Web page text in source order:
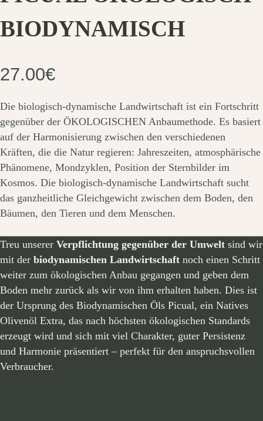
BIODYNAMISCH
27.00€
Die biologisch-dynamische Landwirtschaft ist ein Fortschritt
gegenüber der ÖKOLOGISCHEN Anbaumethode. Es basiert
auf der Harmonisierung zwischen den verschiedenen
Kräften, die die Natur regieren: Jahreszeiten, atmosphärische
Phänomene, Mondzyklen, Position der Sternbilder im
Kosmos. Die biologisch-dynamische Landwirtschaft sucht
das ganzheitliche Gleichgewicht zwischen dem Boden, den
Bäumen, den Tieren und dem Menschen.
Treu unserer Verpflichtung gegenüber der Umwelt sind wir
mit der biodynamischen Landwirtschaft noch einen Schritt
weiter zum ökologischen Anbau gegangen und geben dem
Boden mehr zurück als wir von ihm erhalten haben. Dies ist
der Ursprung des Biodynamischen Öls Picual, ein Natives
Olivenöl Extra, das nach höchsten ökologischen Standards
erzeugt wird und sich mit viel Charakter, guter Persistenz
und Harmonie präsentiert – perfekt für den anspruchsvollen
Verbraucher.